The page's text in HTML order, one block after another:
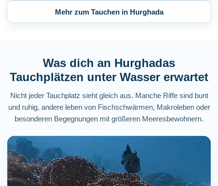
Mehr zum Tauchen in Hurghada
Was dich an Hurghadas
Tauchplätzen unter Wasser erwartet
Nicht jeder Tauchplatz sieht gleich aus. Manche Riffe sind bunt
und ruhig, andere leben von Fischschwärmen, Makroleben oder
besonderen Begegnungen mit größeren Meeresbewohnern.